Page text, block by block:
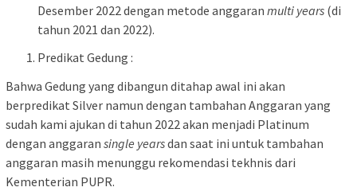
Desember 2022 dengan metode anggaran multi years (di
tahun 2021 dan 2022).
Predikat Gedung :
Bahwa Gedung yang dibangun ditahap awal ini akan
berpredikat Silver namun dengan tambahan Anggaran yang
sudah kami ajukan di tahun 2022 akan menjadi Platinum
dengan anggaran single yearsdan saat ini untuk tambahan
anggaran masih menunggu rekomendasi tekhnis dari
Kementerian PUPR.